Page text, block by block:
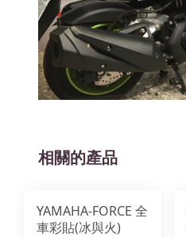
相關的產品
YAMAHA-FORCE 全
車彩貼(冰與火)